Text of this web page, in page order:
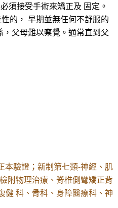
須接受手術來矯正及 固定。
的， 早期並無任何不舒服的
父母難以察覺。通常直到父
本驗證；新制第七類-神經、肌
檢附物理治療、脊椎側彎矯正背
健 科、骨科、身障醫療科、神